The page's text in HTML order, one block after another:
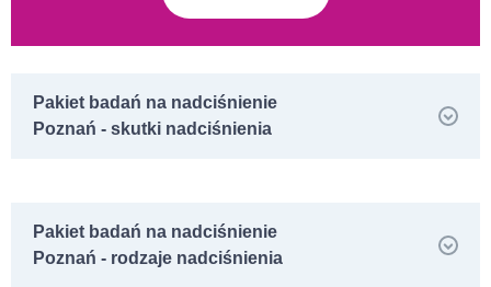
Pakiet badań na nadciśnienie
Poznań - skutki nadciśnienia
Pakiet badań na nadciśnienie
Poznań - rodzaje nadciśnienia